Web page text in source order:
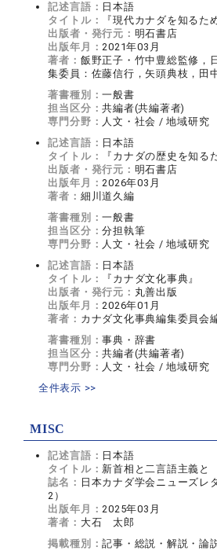
記述言語： 日本語
タイトル：
『現代カナダを知るた
出版者・発行元： 明石書店
出版年月：2021年03月
著者： 飯野正子・竹中豊総監修，
集委員：佐藤信行，矢頭典枝，田
著書種別：一般書
担当区分：共編者(共編著者)
専門分野： 人文・社会 / 地域研究
記述言語： 日本語
タイトル：
『カナダの歴史を知る
出版者・発行元： 明石書店
出版年月：2026年03月
著者： 細川道久編
著書種別：一般書
担当区分：分担執筆
専門分野： 人文・社会 / 地域研究
記述言語： 日本語
タイトル：
『カナダ文化事典』
出版者・発行元： 丸善出版
出版年月：2026年01月
著者： カナダ文化事典編集委員会
著書種別：事典・辞書
担当区分：共編者(共編著者)
専門分野： 人文・社会 / 地域研究
全件表示 >>
MISC
記述言語： 日本語
タイトル： 新首相と二言語主義と
誌名： 日本カナダ学会ニューズレ
2）
出版年月：2025年03月
著者： 大石 太郎
掲載種別：記事・総説・解説・論